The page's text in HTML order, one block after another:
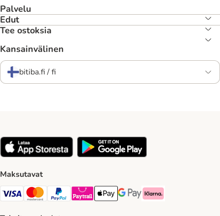
Palvelu
Edut
Tee ostoksia
Kansainvälinen
bitiba.fi / fi
Maksutavat
VISA Payment Method
Mastercard Payment Method
Paypal Payment Method
Paytrail Payment Method
Apple Pay Payment Method
Google Pay Payment Method
Klarna Payment Method